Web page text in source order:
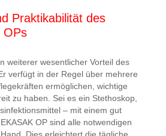
Praktikabilität des
OPs
weiterer wesentlicher Vorteil des
verfügt in der Regel über mehrere
ermöglichen, wichtige
zu haben. Sei es ein Stethoskop,
– mit einem gut
OP sind alle notwendigen
Dies erleichtert die tägliche